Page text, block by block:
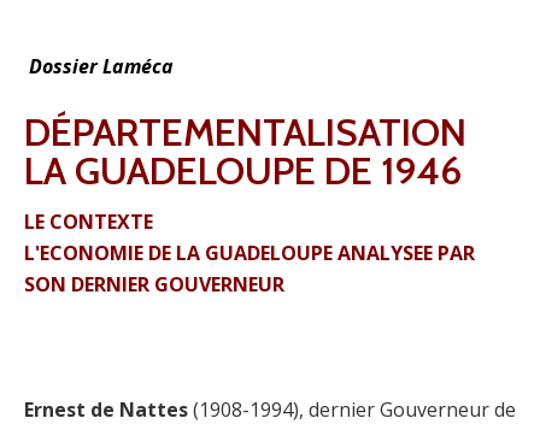
Dossier Laméca
DÉPARTEMENTALISATION
LA GUADELOUPE DE 1946
LE CONTEXTE
L'ECONOMIE DE LA GUADELOUPE ANALYSEE PAR
SON DERNIER GOUVERNEUR
Ernest de Nattes(1908-1994), dernier Gouverneur de